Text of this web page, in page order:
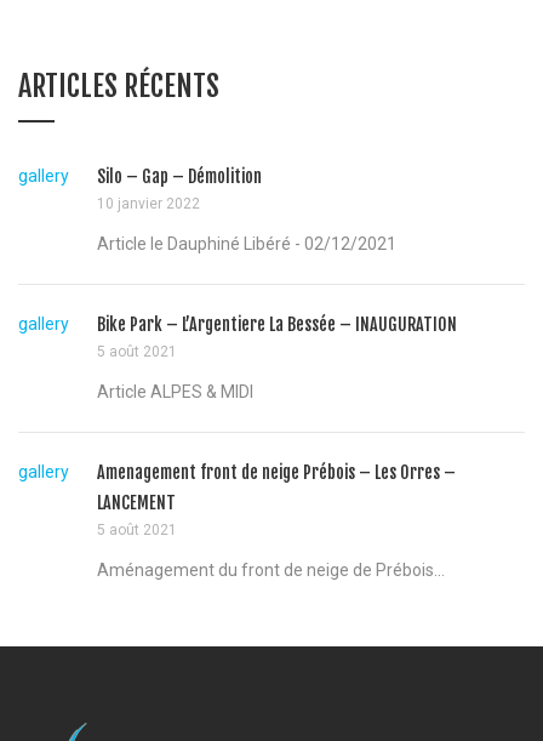
ARTICLES RÉCENTS
gallery Silo – Gap – Démolition
10 janvier 2022
Article le Dauphiné Libéré - 02/12/2021
gallery Bike Park – L’Argentiere La Bessée – INAUGURATION
5 août 2021
Article ALPES & MIDI
gallery
Amenagement front de neige Prébois – Les Orres –
LANCEMENT
5 août 2021
Aménagement du front de neige de Prébois...